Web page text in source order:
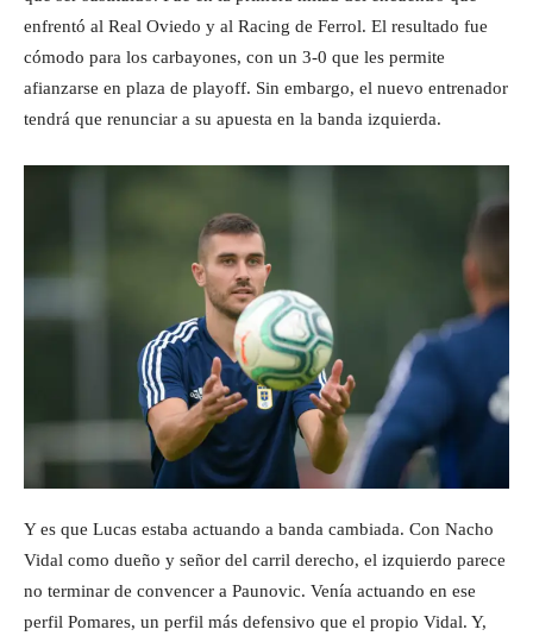
enfrentó al Real Oviedo y al Racing de Ferrol. El resultado fue
cómodo para los carbayones, con un 3-0 que les permite
afianzarse en plaza de playoff. Sin embargo, el nuevo entrenador
tendrá que renunciar a su apuesta en la banda izquierda.
Y es que Lucas estaba actuando a banda cambiada. Con Nacho
Vidal como dueño y señor del carril derecho, el izquierdo parece
no terminar de convencer a Paunovic. Venía actuando en ese
perfil Pomares, un perfil más defensivo que el propio Vidal. Y,